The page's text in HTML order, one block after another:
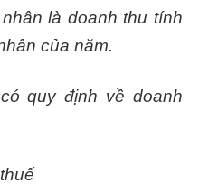
là doanh thu tính
của năm.
quy định về doanh